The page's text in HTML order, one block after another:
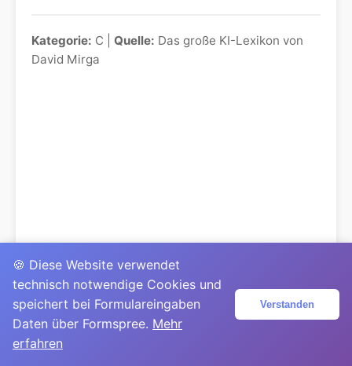
Kategorie: C | Quelle: Das große KI-Lexikon von
David Mirga
🍪 Diese Website verwendet
technisch notwendige Cookies und
speichert bei Formulareingaben
Daten über Formspree. Mehr
erfahren
Verstanden